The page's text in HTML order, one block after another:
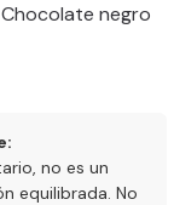
negro
no es un
equilibrada. No